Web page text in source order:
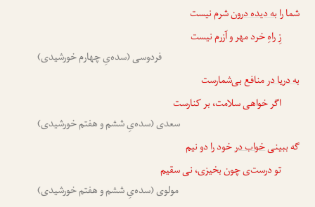
شما رابه دیده درونشرم نیست
زِ راهِ خرد مهر و آزرم نیست
فردوسی (سده‌یِ چهارم خورشیدی)
به دریا درمنافع بی‌شمارست
اگر خواهی سلامت، بر کنارست
سعدی (سده‌یِ ششم و هفتم خورشیدی)
گه ببینیخواب درخود را دو نیم
تو درست‌ی چون بخیزی، نی سقیم
مولوی (سده‌یِ ششم و هفتم خورشیدی)